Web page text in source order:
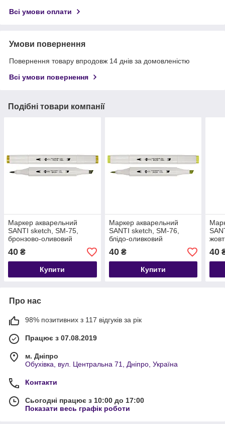
Всі умови оплати
Умови повернення
Повернення товару впродовж 14 днів за домовленістю
Всі умови повернення
Подібні товари компанії
Маркер акварельний
SANTI sketch, SM-75,
бронзово-оливовий
40 ₴
Купити
Маркер акварельний
SANTI sketch, SM-76,
блідо-оливковий
40₴
Купити
40
Про нас
98% позитивних з 117 відгуків за рік
Працює з 07.08.2019
м. Дніпро
Обухівка, вул. Центральна 71, Дніпро, Україна
Контакти
Сьогодні працює з 10:00 до 17:00
Показати весь графік роботи